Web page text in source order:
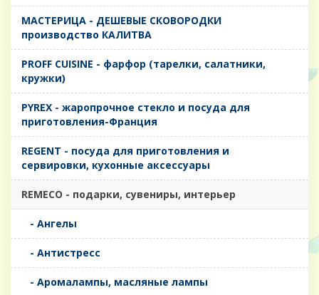
MАСТЕРИЦА - ДЕШЕВЫЕ СКОВОРОДКИ
производство КАЛИТВА
PROFF CUISINE - фарфор (тарелки, салатники,
кружки)
PYREX - жаропрочное стекло и посуда для
приготовления-Франция
REGENT - посуда для приготовления и
сервировки, кухонные аксессуары
REMECO - подарки, сувениры, интерьер
- Ангелы
- Антистресс
- Аромалампы, масляные лампы